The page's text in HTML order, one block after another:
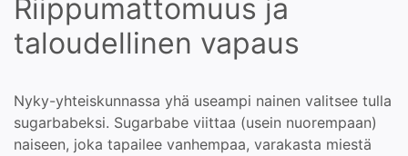
Riippumattomuus ja
taloudellinen vapaus
Nyky-yhteiskunnassa yhä useampi nainen valitsee tulla
sugarbabeksi. Sugarbabe viittaa (usein nuorempaan)
naiseen, joka tapailee vanhempaa, varakasta miestä